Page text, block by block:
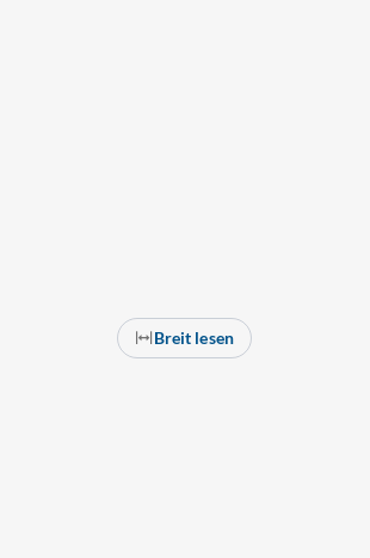
Breit lesen